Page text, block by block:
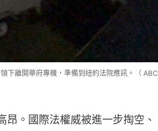
下離開華府專機，準備到紐約法院應訊。（ ABC
。國際法權威被進一步掏空、